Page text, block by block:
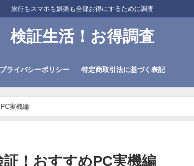
旅行もスマホも娯楽も全部お得にするために調査
検証生活！お得調査
プライバシーポリシー 特定商取引法に基づく表記
実機編
証！おすすめPC実機編